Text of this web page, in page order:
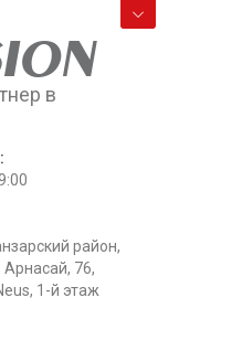
в
район,
Арнасай, 76,
1-й этаж